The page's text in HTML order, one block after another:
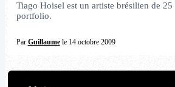
Tiago Hoisel est un artiste brésilien de
portfolio.
Par Guillaumele 14 octobre 2009